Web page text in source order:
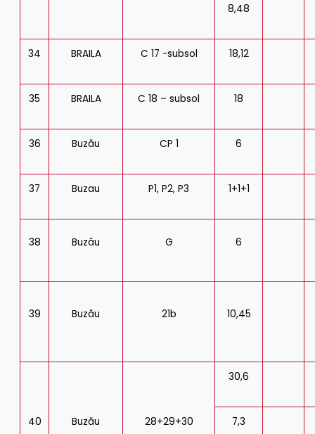
8,48
34 BRAILA C 17 -subsol 18,12
35 BRAILA C 18 – subsol 18
36 Buzău CP 1 6
37 Buzau P1, P2, P3 1+1+1
38 Buzău G 6
39 Buzău 21b 10,45
40 Buzău 28+29+30
30,6
7,3